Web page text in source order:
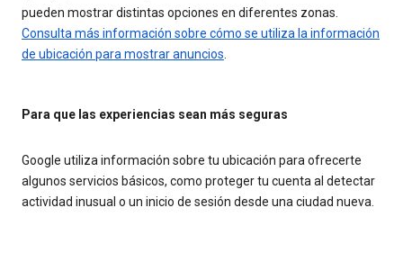
pueden mostrar distintas opciones en diferentes zonas.
Consulta más información sobre cómo se utiliza la información
de ubicación para mostrar anuncios
Para que las experiencias sean más seguras
Google utiliza información sobre tu ubicación para ofrecerte
algunos servicios básicos, como proteger tu cuenta al detectar
actividad inusual o un inicio de sesión desde una ciudad nueva.